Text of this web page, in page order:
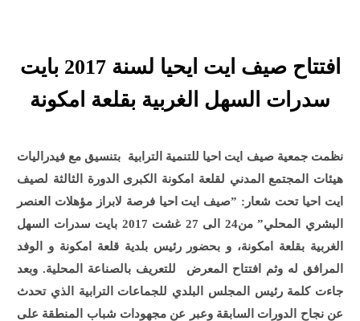
افتتاح صيف ايت ايحيا لسنة 2017 بايت
سدرات السهل الغربية بقلعة امكونة
نظمت جمعية صيف ايت احيا للتنمية الترابية بتنسيق مع فيدراليات
هيئات المجتمع المدني لقلعة امكونة الكبرى الدورة الثالثة لصيف
ايت احيا تحت شعار: ”صيف ايت احيا فرصة لابراز مؤهلات العنصر
البشري المحلي” من24 الى 27 غشت 2017 بايت سدرات السهل
الغربية بقلعة امكونة، و بحضور رئيس بلدية قلعة امكونة و الوفد
المرافق له وثم افتتاح المعرض للتعريف بالصناعة المحلية. وبعد
جاءت كلمة رئيس المجلس البلدي للجماعات الترابية الذي تحدث
عن نجاح الدورات السابقة وعبر عن مجهودات شباب المنطقة على